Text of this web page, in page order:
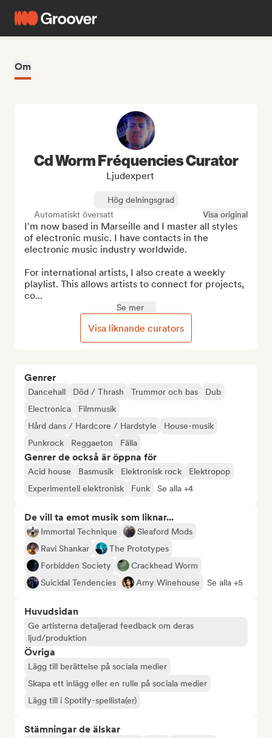
Om
Genrer
Dancehall Död / Thrash Trummor och bas
Dub
Electronica
Filmmusik
Hård dans / Hardcore / Hardstyle
House-musik
Punkrock
Reggaeton Fälla
Genrer de också är öppna för
Acid house Basmusik Elektronisk rock
Elektropop
Experimentell elektronisk
Funk Se alla +4
De vill ta emot musik som liknar...
Immortal Technique
Sleaford Mods
Ravi Shankar
The Prototypes
Forbidden Society
Crackhead Worm
Suicidal Tendencies
Amy Winehouse Se alla +5
Huvudsidan
Ge artisterna detaljerad feedback om deras
ljud/produktion
Övriga
Lägg till berättelse på sociala medier
Skapa ett inlägg eller en rulle på sociala medier
Lägg till i Spotify-spellista(er)
Stämningar de älskar
Cd Worm Fréquencies Curator
Ljudexpert
Hög delningsgrad
Automatiskt översatt
Visa original
I'm now based in Marseille and I master all styles
of electronic music. I have contacts in the
electronic music industry worldwide.
For international artists, I also create a weekly
playlist. This allows artists to connect for projects,
co...
Se mer
Visa liknande curators